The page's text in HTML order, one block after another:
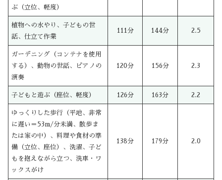
ぶ（立位、軽度）
植物への水やり、子どもの世
話、仕立て作業
111分 144分 2.5
ガーデニング（コンテナを使用
する）、動物の世話、ピアノの
演奏
120分 156分 2.3
子どもと遊ぶ（座位、軽度） 126分 163分 2.2
ゆっくりした歩行（平地、非常
に遅い＝53m/分未満、散歩ま
たは家の中）、料理や食材の準
備（立位、座位）、洗濯、子ど
もを抱えながら立つ、洗車・ワ
ックスがけ
138分 179分 2.0